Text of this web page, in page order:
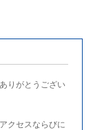
りがとうござい
クセスならびに